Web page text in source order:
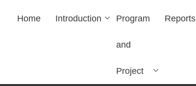
Home Introduction Program
and
Project
Reports